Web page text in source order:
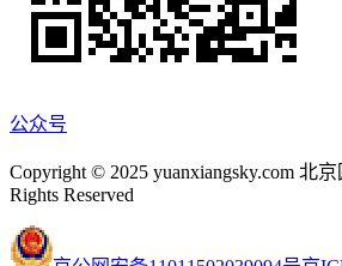
公众号
Copyright © 2025 yuanxiangsky.com 北
Rights Reserved